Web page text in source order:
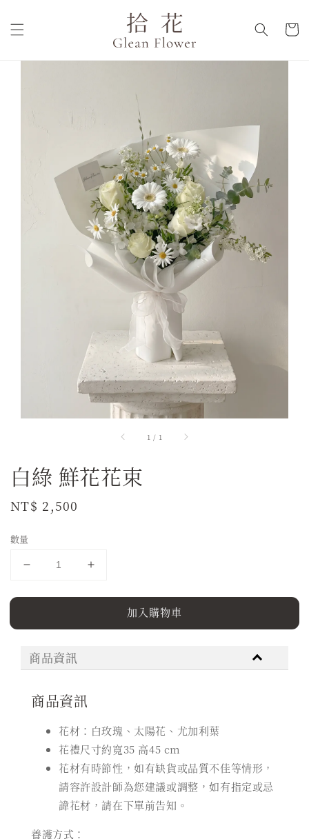
1 / 1
白綠 鮮花花束
Regular
NT$ 2,500
數量
加入購物車
商品資訊
商品資訊
花材：白玫瑰、太陽花、尤加利葉
花禮尺寸約寬35 高45 cm
花材有時節性，如有缺貨或品質不佳等情形，
請容許設計師為您建議或調整，如有指定或忌
諱花材，請在下單前告知。
養護方式：